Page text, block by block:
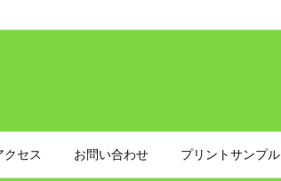
クセス お問い合わせ プリントサンプル